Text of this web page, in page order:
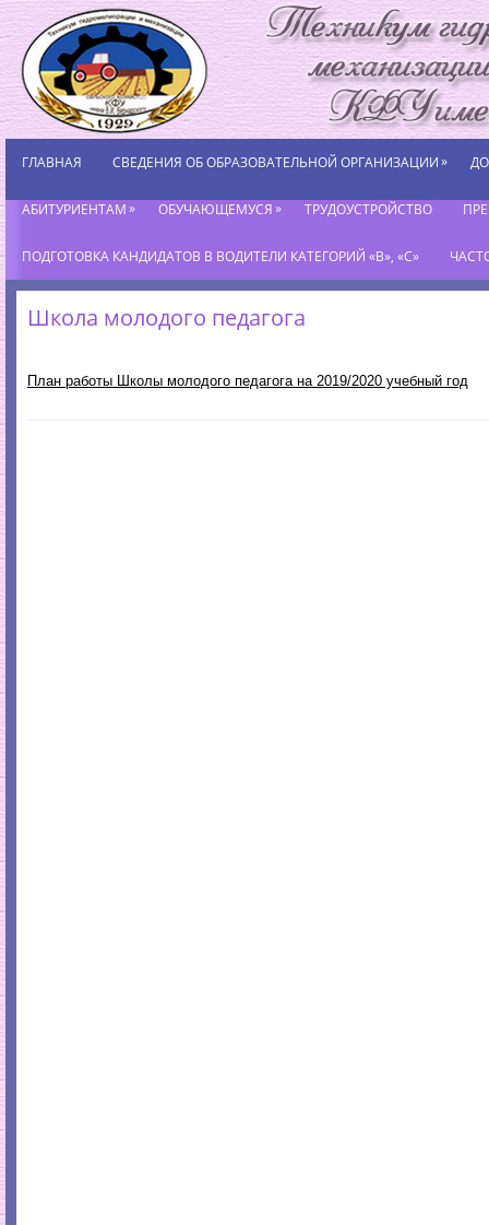
ГЛАВНАЯ СВЕДЕНИЯ ОБ ОБРАЗОВАТЕЛЬНОЙ ОРГАНИЗАЦИИ»
АБИТУРИЕНТАМ» ОБУЧАЮЩЕМУСЯ» ТРУДОУСТРОЙСТВО
ПОДГОТОВКА КАНДИДАТОВ В ВОДИТЕЛИ КАТЕГОРИЙ «В», «С»
Школа молодого педагога
План работы Школы молодого педагога на 2019/2020 учебный год